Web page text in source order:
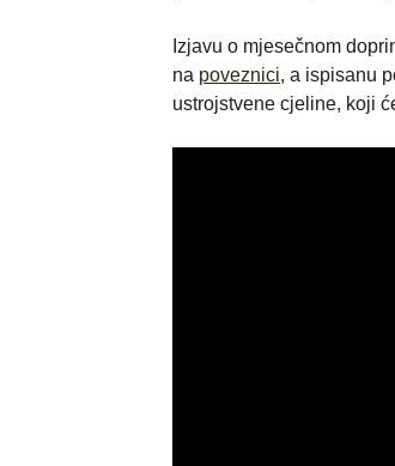
Izjavu o mjesečnom
na poveznici, a ispisanu
ustrojstvene cjeline, koji